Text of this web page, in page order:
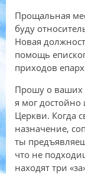
Прощальная
буду
Новая
помощь
приходов
Прошу о ваших
я мог достойно
Церкви. Когда
назначение,
ты
что не
находят три